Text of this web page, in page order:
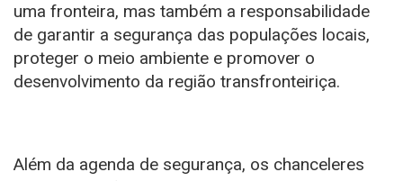
uma fronteira, mas também a responsabilidade
de garantir a segurança das populações locais,
proteger o meio ambiente e promover o
desenvolvimento da região transfronteiriça.
Além da agenda de segurança, os chanceleres